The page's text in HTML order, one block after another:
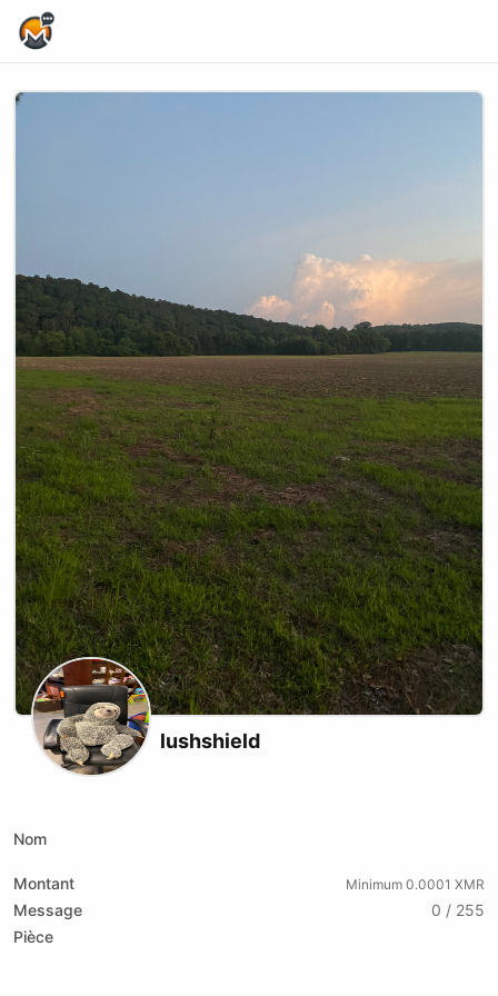
lushshield
Nom
Montant Minimum 0.0001 XMR
Message
0 / 255
Pièce